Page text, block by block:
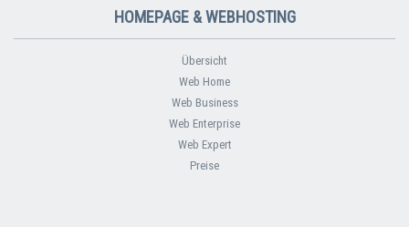
HOMEPAGE & WEBHOSTING
Übersicht
Web Home
Web Business
Web Enterprise
Web Expert
Preise